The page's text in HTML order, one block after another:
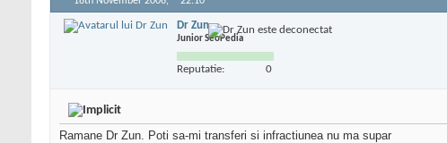
Dr Zun
Junior SeoPedia
Reputatie: 0
Ramane Dr Zun. Poti sa-mi transferi si infractiunea nu ma supar